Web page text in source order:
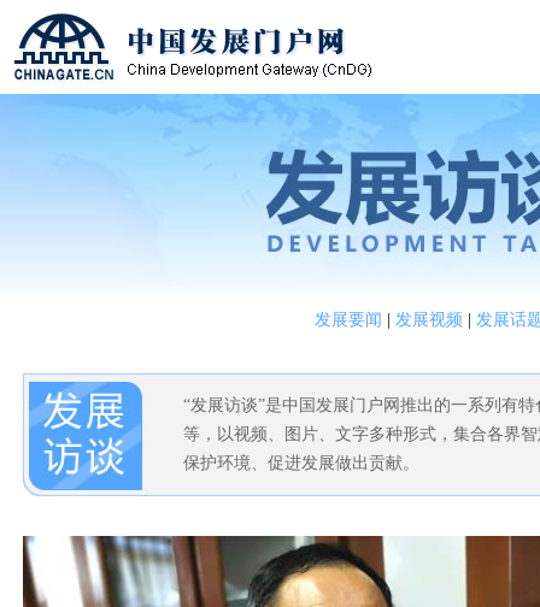
发展要闻 发展视频 发展话
“发展访谈”是中国发展门户网推出的一系列有
等，以视频、图片、文字多种形式，集合各界
保护环境、促进发展做出贡献。